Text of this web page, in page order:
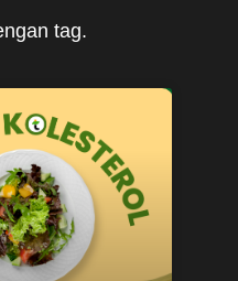
tag.